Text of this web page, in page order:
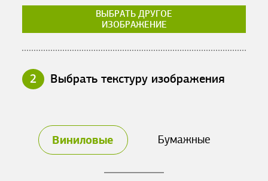
ВЫБРАТЬ ДРУГОЕ
ИЗОБРАЖЕНИЕ
2 Выбрать текстуру изображения
Виниловые Бумажные